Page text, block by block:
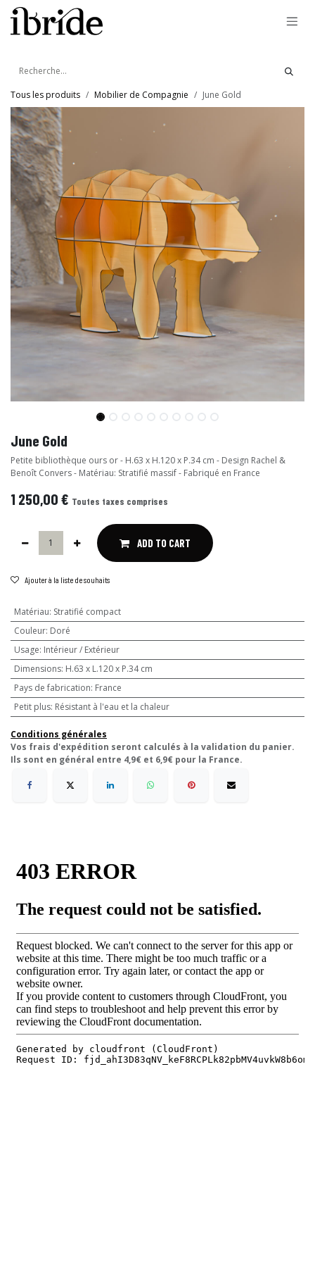
Se rendre au contenu
Tous les produits Mobilier de Compagnie June Gold
June Gold
Petite bibliothèque ours or - H.63 x H.120 x P.34 cm - Design Rachel &
Benoît Convers - Matériau: Stratifié massif - Fabriqué en France
1 250,00€ Toutes taxes comprises
ADD TO CART
Ajouter à la liste de souhaits
Matériau: Stratifié compact
Couleur: Doré
Usage: Intérieur / Extérieur
Dimensions: H.63 x L.120 x P.34 cm
Pays de fabrication: France
Petit plus: Résistant à l'eau et la chaleur
Conditions générales
Vos frais d'expédition seront calculés à la validation du panier.
Ils sont en général entre 4,9€ et 6,9€ pour la France.